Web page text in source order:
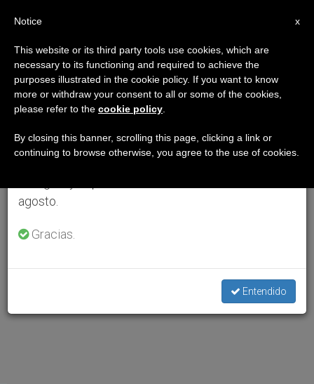
×
Aviso importante
Del 27 de julio al 7 de agosto haremos la pausa
anual, aprovechando que en el periodo de verano
se generan menos informaciones y también el
agosto.
Gracias.
Entendido
x
Notice
This website or its third party tools use cookies, which are
necessary to its functioning and required to achieve the
purposes illustrated in the cookie policy. If you want to know
more or withdraw your consent to all or some of the cookies,
please refer to the cookie policy
By closing this banner, scrolling this page, clicking a link or
continuing to browse otherwise, you agree to the use of cookies.